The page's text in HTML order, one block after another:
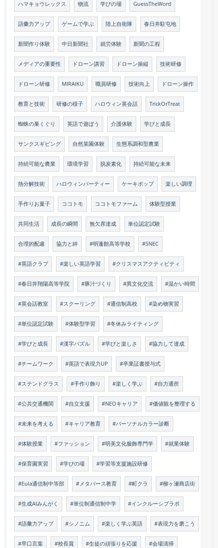
ハマキョウレックス 物流 学びの場 GuessTheWord
語彙力アップ ゲームで学ぶ 陸上自衛隊 春日井駐屯地
新聞作り体験 中日新聞社 就労体験 新聞の工程
メディアの重要性 ドローン講習 ドローン操縦 技術研修
ドローン研修 MIRAIKU 職員研修 技術向上 ドローン操作
教育と技術 研修の様子 ハロウィン英会話 TrickOrTreat
蜘蛛の巣くぐり 英語で遊ぼう 介護体験 学びと成長
サンクスギビング 自然菜園体験 生態系調和型農業
持続可能な農業 環境学習 脱炭素化 持続可能な未来
熱分解技術 ハロウィンパーティー ケーキポップ 楽しい調理
手作りお菓子 ココトモ ココトモファーム 体験型授業
共同生活 成長の瞬間 無欠席達成 単位認定試験
合理的配慮 協力と絆 #明蓬館高等学校 #SNEC
#英語クラブ #楽しい英語学習 #クリスマスアクティビティ
#春日井翔陽高等学院 #豚汁づくり #異文化交流 #温かい時間
#英会話教室 #スクーリング #通信制高校 #染め物実習
#単位認定試験 #体験型学習 #冬休みライティング
#学びと成長 #漢字パズル #学びと楽しさ #協力して達成
#チームワーク #英語で表現力UP #卒業証書授与式
#ステンドグラス #手作り飾り #楽しく学ぶ #自力通所
#公共交通機関 #自立支援 #NEOキャリア #価値観を整理する
#未来を考える #キャリア教育 #パーソナルカラー診断
#体験授業 #ファッション #明美文化服飾専門学 #就業体験
#保育園実習 #学びの場 #学習等支援施設研修
#Eula通信制中等部 #メタバース教育 #町クラ #柳ヶ瀬商店街
#生成AIみんがく #単位制通信制中学 #インクルーシブラボ
#語彙力アップ #シノニム #楽しく学ぶ英語 #表現力を磨こう
#早口言葉 #校長賞 #生徒の頑張りを応援 #会場清掃